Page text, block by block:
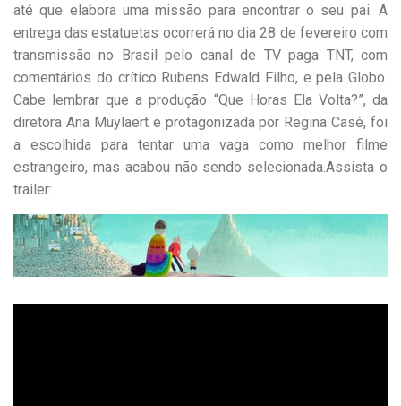
até que elabora uma missão para encontrar o seu pai. A
entrega das estatuetas ocorrerá no dia 28 de fevereiro com
transmissão no Brasil pelo canal de TV paga TNT, com
comentários do crítico Rubens Edwald Filho, e pela Globo.
Cabe lembrar que a produção “Que Horas Ela Volta?”, da
diretora Ana Muylaert e protagonizada por Regina Casé, foi
a escolhida para tentar uma vaga como melhor filme
estrangeiro, mas acabou não sendo selecionada.Assista o
trailer: